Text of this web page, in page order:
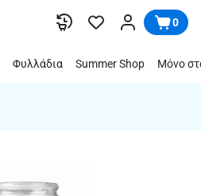
0
Φυλλάδια Summer Shop Μόνο